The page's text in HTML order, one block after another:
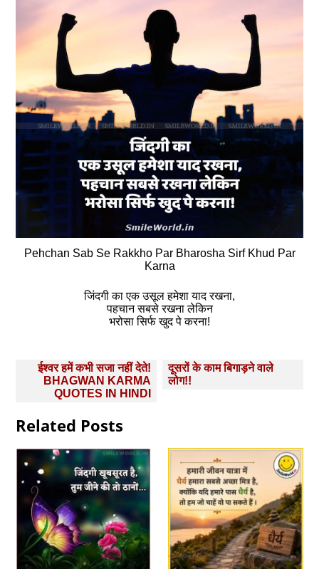
Pehchan Sab Se Rakkho Par Bharosha Sirf Khud Par
Karna
जिंदगी का एक उसूल हमेशा याद रखना,
पहचान सबसे रखना लेकिन
भरोसा सिर्फ खुद पे करना!
Post
navigation
ईश्वर हमें कभी सजा नहीं देते!
BHAGWAN KARMA
QUOTES IN HINDI
दूसरों के काम बिगाड़ने वाले
लोग!!
Related Posts